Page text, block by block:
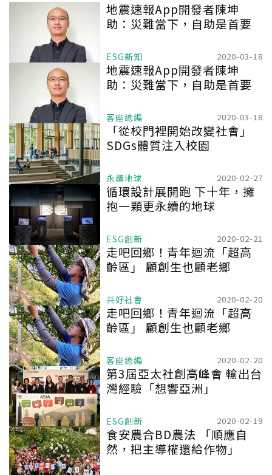
地震速報App開發者陳坤
助：災難當下，自助是首要
ESG新知 2020-03-18
地震速報App開發者陳坤
助：災難當下，自助是首要
客座總編 2020-03-18
「從校門裡開始改變社會」
SDGs體質注入校園
永續地球 2020-02-27
循環設計展開跑 下十年，擁
抱一顆更永續的地球
ESG創新 2020-02-21
走吧回鄉！青年迴流「超高
齡區」 顧創生也顧老鄉
共好社會 2020-02-20
走吧回鄉！青年迴流「超高
齡區」 顧創生也顧老鄉
客座總編 2020-02-20
第3屆亞太社創高峰會 輸出台
灣經驗「想響亞洲」
ESG創新 2020-02-19
食安農合BD農法 「順應自
然，把主導權還給作物」